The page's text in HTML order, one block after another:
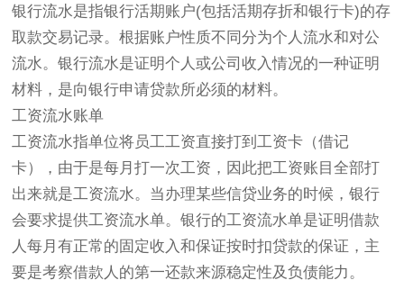
银行流水是指银行活期账户(包括活期存折和银行卡)的存
取款交易记录。根据账户性质不同分为个人流水和对公
流水。银行流水是证明个人或公司收入情况的一种证明
材料，是向银行申请贷款所必须的材料。
工资流水账单
工资流水指单位将员工工资直接打到工资卡（借记
卡），由于是每月打一次工资，因此把工资账目全部打
出来就是工资流水。当办理某些信贷业务的时候，银行
会要求提供工资流水单。银行的工资流水单是证明借款
人每月有正常的固定收入和保证按时扣贷款的保证，主
要是考察借款人的第一还款来源稳定性及负债能力。